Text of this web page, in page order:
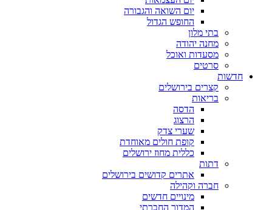
יום השואה והגבורה
החופש הגדול
בתי מלון
מחנה יהודה
מסעדות ואוכל
סרטים
חדשות
קצרים בירושלים
בריאות
הדסה
הרצוג
שערי צדק
קופת חולים מאוחדת
כללית מחוז ירושלים
דתות
אתרים קדושים בירושלים
חברה וקהילה
מינויים חדשים
המדור החברתי